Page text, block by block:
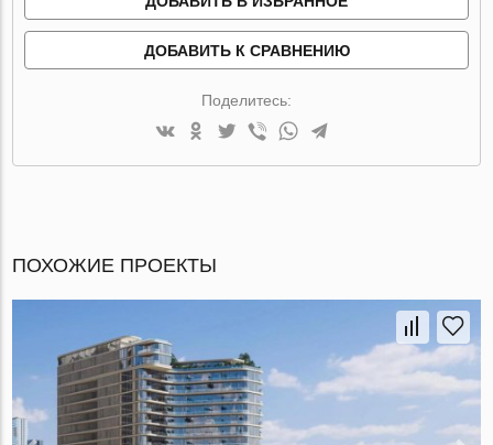
ДОБАВИТЬ К СРАВНЕНИЮ
Поделитесь:
ПОХОЖИЕ ПРОЕКТЫ